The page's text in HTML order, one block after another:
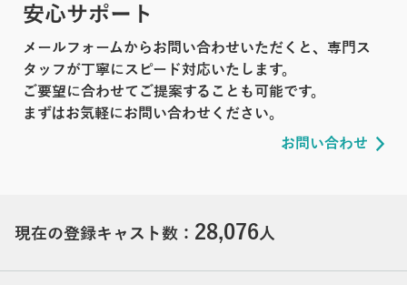
安心サポート
メールフォームからお問い合わせいただくと、専門ス
タッフが丁寧にスピード対応いたします。
ご要望に合わせてご提案することも可能です。
まずはお気軽にお問い合わせください。
お問い合わせ
現在の登録キャスト数： 28,076人